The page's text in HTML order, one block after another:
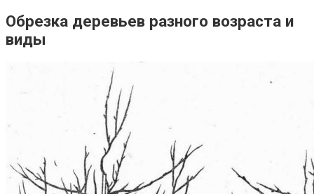
Обрезка деревьев разного возраста и
виды